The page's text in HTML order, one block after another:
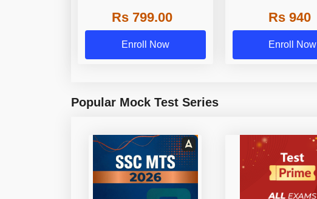
Rs 799.00
Enroll Now
Rs 940
Enroll Now
Popular Mock Test Series